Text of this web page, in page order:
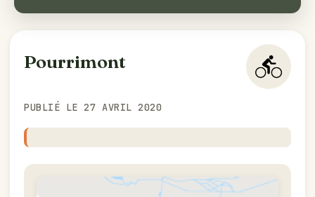
Pourrimont
PUBLIÉ LE 27 AVRIL 2020